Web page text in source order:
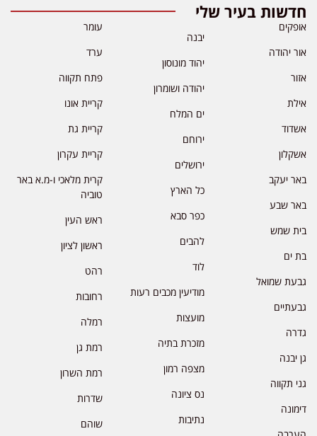
חדשות בעיר שלי
אופקים
אור יהודה
אזור
אילת
אשדוד
אשקלון
באר יעקב
באר שבע
בית שמש
בת ים
גבעת שמואל
גבעתיים
גדרה
גן יבנה
גני תקווה
דימונה
יבנה
יהוד מונוסון
יהודה ושומרון
ים המלח
ירוחם
ירושלים
כל הארץ
כפר סבא
להבים
לוד
מודיעין מכבים רעות
מועצות
מזכרת בתיה
מצפה רמון
נס ציונה
נתיבות
עומר
ערד
פתח תקווה
קריית אונו
קריית גת
קריית עקרון
קרית מלאכי ו-מ.א באר
טוביה
ראש העין
ראשון לציון
רהט
רחובות
רמלה
רמת גן
רמת השרון
שדרות
שוהם